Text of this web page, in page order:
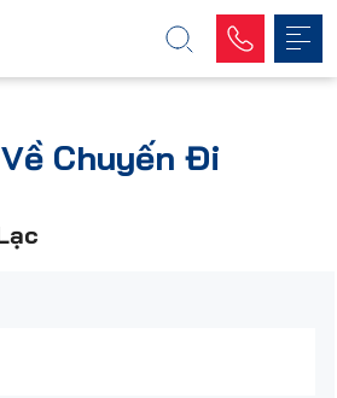
Chuyến Đi